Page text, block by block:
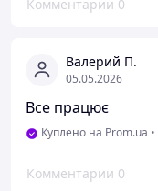
Комментарии 0
Валерий П.
05.05.2026
Все працює
Куплено на Prom.ua •
Комментарии 0